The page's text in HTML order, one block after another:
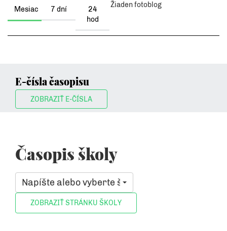
Mesiac 7 dní
24
hod
Žiaden fotoblog
E-čísla časopisu
ZOBRAZIŤ E-ČÍSLA
Časopis školy
Napíšte alebo vyberte školu, ktorá vás zaujíma